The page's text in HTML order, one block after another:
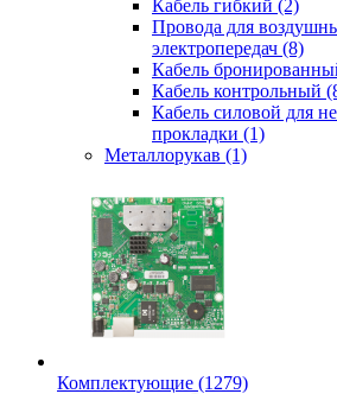
Кабель гибкий (2)
Провода для
электропередач (8)
Кабель
Кабель контрольный
Кабель силовой для
прокладки (1)
Металлорукав (1)
Комплектующие (1279)